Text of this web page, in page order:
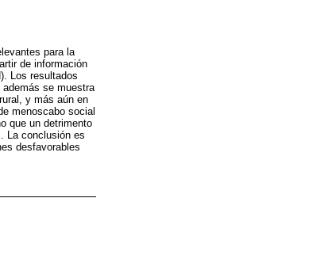
para la
de información
Los resultados
se muestra
y más aún en
menoscabo social
que un detrimento
La conclusión es
desfavorables